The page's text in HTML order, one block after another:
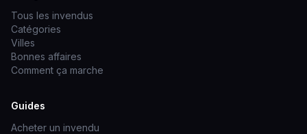
Tous les invendus
Catégories
Villes
Bonnes affaires
Comment ça marche
Guides
Acheter un invendu